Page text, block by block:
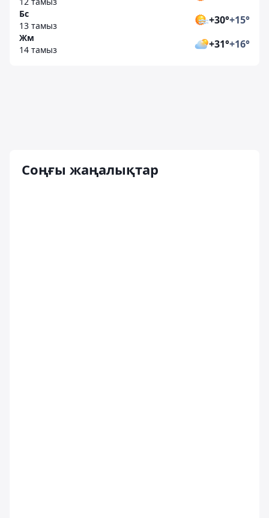
Бс
13 тамыз
+30°+15°
Жм
14 тамыз
+31°+16°
Соңғы жаңалықтар